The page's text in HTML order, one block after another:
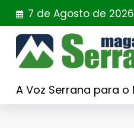
Saltar
para
conteúdo
7 de Agosto de 2026
A Voz Serrana para o